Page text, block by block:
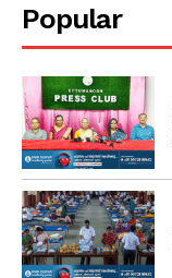
Popular